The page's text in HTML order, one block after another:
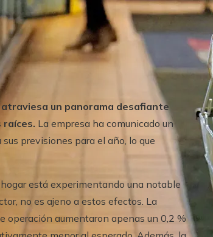
un panorama desafiante
raíces. La empresa ha comunicado un
previsiones para el año, lo que
está experimentando una notable
no es ajeno a estos efectos. La
operación aumentaron apenas un 0,2 %